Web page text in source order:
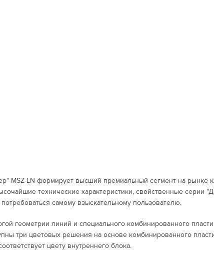
MSZ-LN формирует высший премиальный сегмент на рынке
технические характеристики, свойственные серии
самому взыскательному пользователю.
геометрии линий и специального комбинированного
три цветовых решения на основе комбинированного
цвету внутреннего блока.